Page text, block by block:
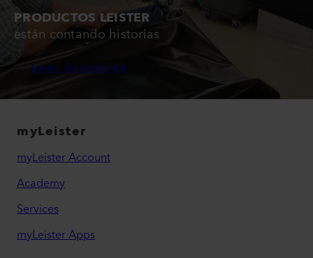
PRODUCTOS LEISTER
están contando historias
Leer historias
myLeister
myLeister Account
Academy
Services
myLeister Apps